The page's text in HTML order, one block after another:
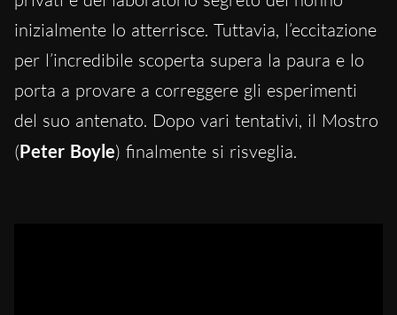
inizialmente lo atterrisce. Tuttavia, l’eccitazione
per l’incredibile scoperta supera la paura e lo
porta a provare a correggere gli esperimenti
del suo antenato. Dopo vari tentativi, il Mostro
(Peter Boyle) finalmente si risveglia.